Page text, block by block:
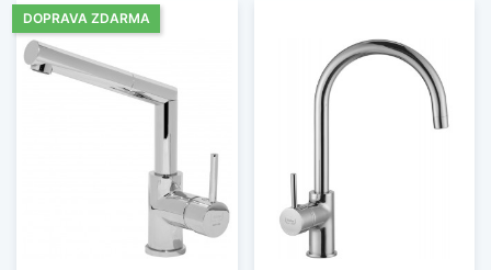
DOPRAVA ZDARMA